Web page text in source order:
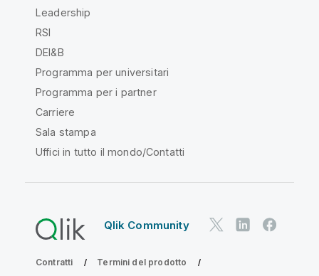
Leadership
RSI
DEI&B
Programma per universitari
Programma per i partner
Carriere
Sala stampa
Uffici in tutto il mondo/Contatti
Qlik Community
Contratti Termini del prodotto